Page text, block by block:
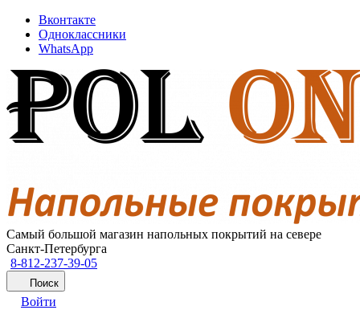
Вконтакте
Одноклассники
WhatsApp
Самый большой магазин напольных покрытий на севере
Санкт-Петербурга
8-812-237-39-05
Поиск
Войти